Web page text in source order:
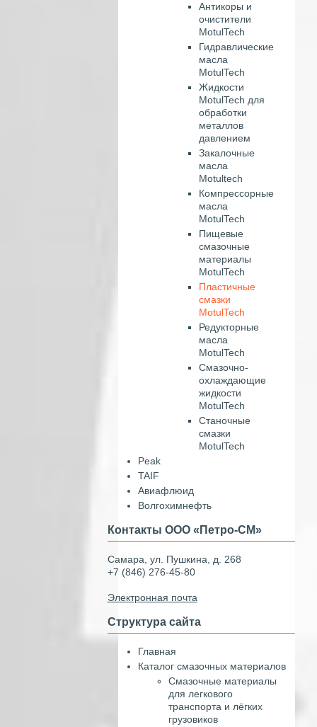
Антикоры и
очистители
MotulTech
Гидравлические
масла
MotulTech
Жидкости
MotulTech для
обработки
металлов
давлением
Закалочные
масла
Motultech
Компрессорные
масла
MotulTech
Пищевые
смазочные
материалы
MotulTech
Пластичные
смазки
MotulTech
Редукторные
масла
MotulTech
Смазочно-
охлаждающие
жидкости
MotulTech
Станочные
смазки
MotulTech
Peak
TAIF
Авиафлюид
Волгохимнефть
Контакты ООО «Петро-СМ»
Самара, ул. Пушкина, д. 268
+7 (846) 276-45-80
Электронная почта
Структура сайта
Главная
Каталог смазочных материалов
Смазочные материалы
для легкового
транспорта и лёгких
грузовиков